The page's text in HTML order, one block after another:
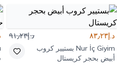
د.إ٨٣٫٢٣ د.إ٩١٫٢٣
Nur İç Giyim بستيير كروب
أبيض بحجر كريستال